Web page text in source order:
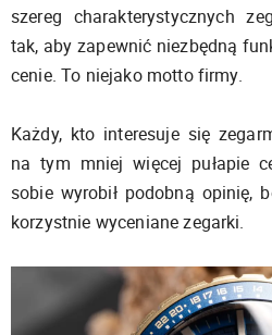
szereg charakterystycznych
tak, aby zapewnić niezbędną
cenie. To niejako motto firmy.
Każdy, kto interesuje się
na tym mniej więcej pułapie
sobie wyrobił podobną opinię,
korzystnie wyceniane zegarki.